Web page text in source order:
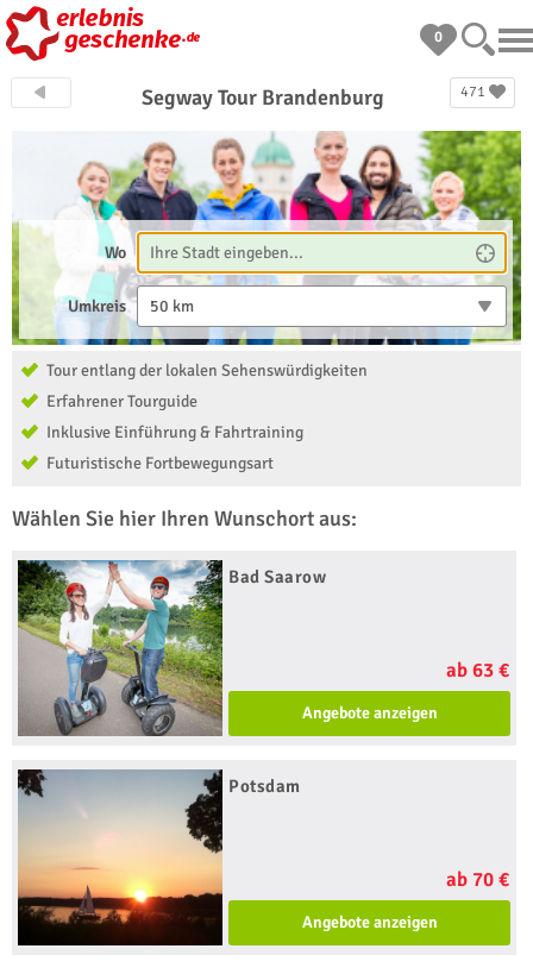
0
471
Segway Tour Brandenburg
Wo
Umkreis 50 km
Tour entlang der lokalen Sehenswürdigkeiten
Erfahrener Tourguide
Inklusive Einführung & Fahrtraining
Futuristische Fortbewegungsart
Wählen Sie hier Ihren Wunschort aus:
Bad Saarow
ab 63 €
Angebote anzeigen
Potsdam
ab 70 €
Angebote anzeigen